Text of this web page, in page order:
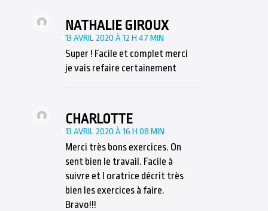
NATHALIE GIROUX
13 AVRIL 2020 À 12 H 47 MIN
Super ! Facile et complet merci
je vais refaire certainement
CHARLOTTE
13 AVRIL 2020 À 16 H 08 MIN
Merci très bons exercices. On
sent bien le travail. Facile à
suivre et l oratrice décrit très
bien les exercices à faire.
Bravo!!!